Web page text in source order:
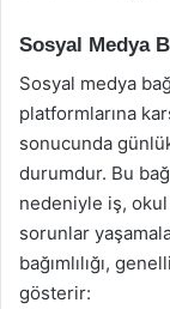
Sosyal Medya
Sosyal medya
platformlarına
sonucunda
durumdur. Bu
nedeniyle iş,
sorunlar
bağımlılığı,
gösterir: